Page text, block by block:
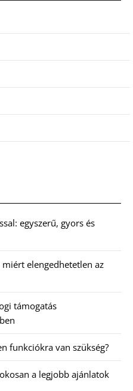
egyszerű, gyors és
elengedhetetlen az
támogatás
funkciókra van szükség?
a legjobb ajánlatok